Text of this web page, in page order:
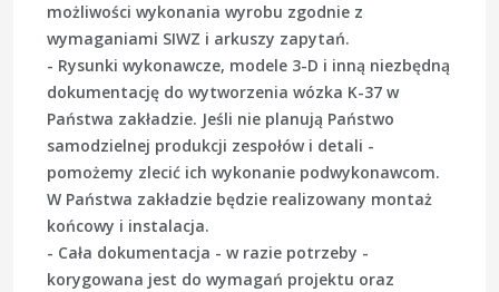
możliwości wykonania wyrobu zgodnie z
wymaganiami SIWZ i arkuszy zapytań.
- Rysunki wykonawcze, modele 3-D i inną niezbędną
dokumentację do wytworzenia wózka K-37 w
Państwa zakładzie. Jeśli nie planują Państwo
samodzielnej produkcji zespołów i detali -
pomożemy zlecić ich wykonanie podwykonawcom.
W Państwa zakładzie będzie realizowany montaż
końcowy i instalacja.
- Cała dokumentacja - w razie potrzeby -
korygowana jest do wymagań projektu oraz